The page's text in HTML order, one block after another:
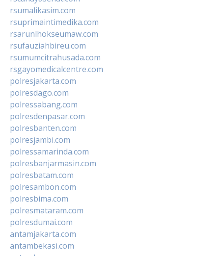
rsumalikasim.com
rsuprimaintimedika.com
rsarunlhokseumaw.com
rsufauziahbireu.com
rsumumcitrahusada.com
rsgayomedicalcentre.com
polresjakarta.com
polresdago.com
polressabang.com
polresdenpasar.com
polresbanten.com
polresjambi.com
polressamarinda.com
polresbanjarmasin.com
polresbatam.com
polresambon.com
polresbima.com
polresmataram.com
polresdumai.com
antamjakarta.com
antambekasi.com